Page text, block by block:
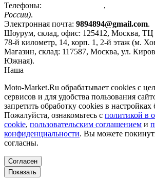
Телефоны: ,
России).
Электронная почта: 9894894@gmail.com.
Шоурум, склад, офис: 125412, Москва, ТЦ
78-й километр, 14, корп. 1, 2-й этаж (м.
Магазин, склад: 117587, Москва, ул.
Южная).
Наша
Moto-Market.Ru обрабатывает сookies с
сервисов и для удобства пользования
запретить обработку сookies в настройках
Пожалуйста, ознакомьтесь с политикой в
cookie, пользовательским соглашением и
конфиденциальности. Вы можете
согласны.
Согласен
Показать